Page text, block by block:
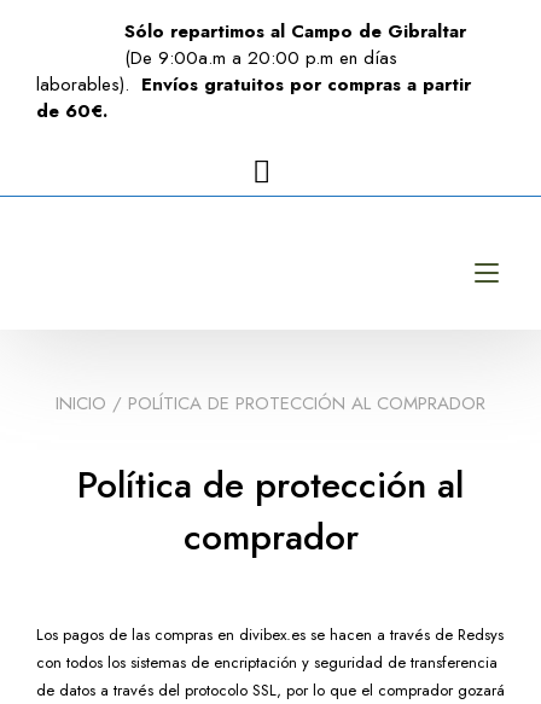
Sólo repartimos al Campo de Gibraltar
(De 9:00a.m a 20:00 p.m en días
laborables). Envíos gratuitos por compras a partir
de 60€.
INICIO / POLÍTICA DE PROTECCIÓN AL COMPRADOR
Política de protección al
comprador
Los pagos de las compras en divibex.es se hacen a través de Redsys
con todos los sistemas de encriptación y seguridad de transferencia
de datos a través del protocolo SSL, por lo que el comprador gozará